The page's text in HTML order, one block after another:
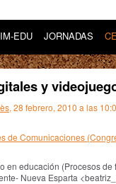
EDU JORNADAS
y
, 28 febrero, 2010 a las
de Comunicaciones
en educación (Procesos
Nueva Esparta